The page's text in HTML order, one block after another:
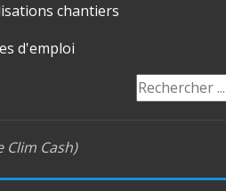
chantiers
d'emploi
Cash)